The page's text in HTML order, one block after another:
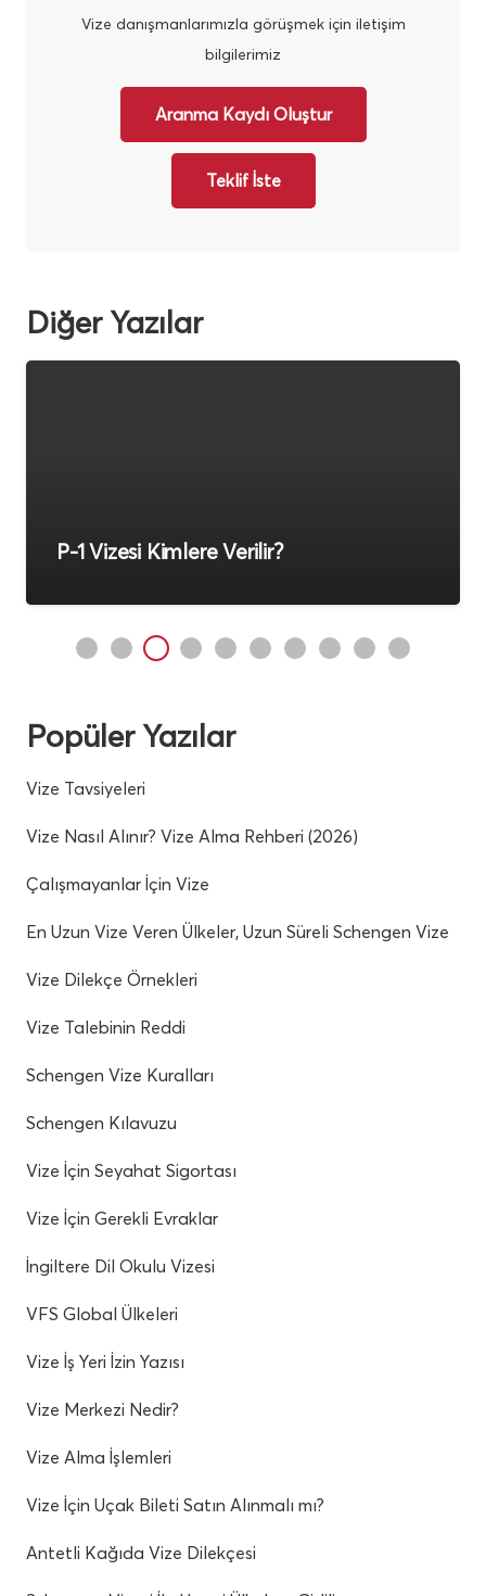
Vize danışmanlarımızla görüşmek için iletişim
bilgilerimiz
Aranma Kaydı Oluştur
Teklif İste
Diğer Yazılar
P-1 Vizesi Kimlere Verilir?
Popüler Yazılar
Vize Tavsiyeleri
Vize Nasıl Alınır? Vize Alma Rehberi (2026)
Çalışmayanlar İçin Vize
En Uzun Vize Veren Ülkeler, Uzun Süreli Schengen Vize
Vize Dilekçe Örnekleri
Vize Talebinin Reddi
Schengen Vize Kuralları
Schengen Kılavuzu
Vize İçin Seyahat Sigortası
Vize İçin Gerekli Evraklar
İngiltere Dil Okulu Vizesi
VFS Global Ülkeleri
Vize İş Yeri İzin Yazısı
Vize Merkezi Nedir?
Vize Alma İşlemleri
Vize İçin Uçak Bileti Satın Alınmalı mı?
Antetli Kağıda Vize Dilekçesi